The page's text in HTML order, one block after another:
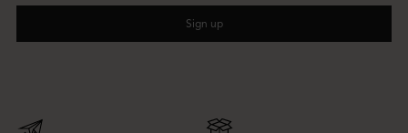
Sign up